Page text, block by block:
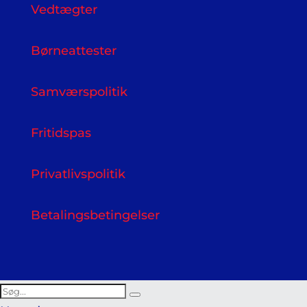
Vedtægter
Børneattester
Samværspolitik
Fritidspas
Privatlivspolitik
Betalingsbetingelser
Search
Search